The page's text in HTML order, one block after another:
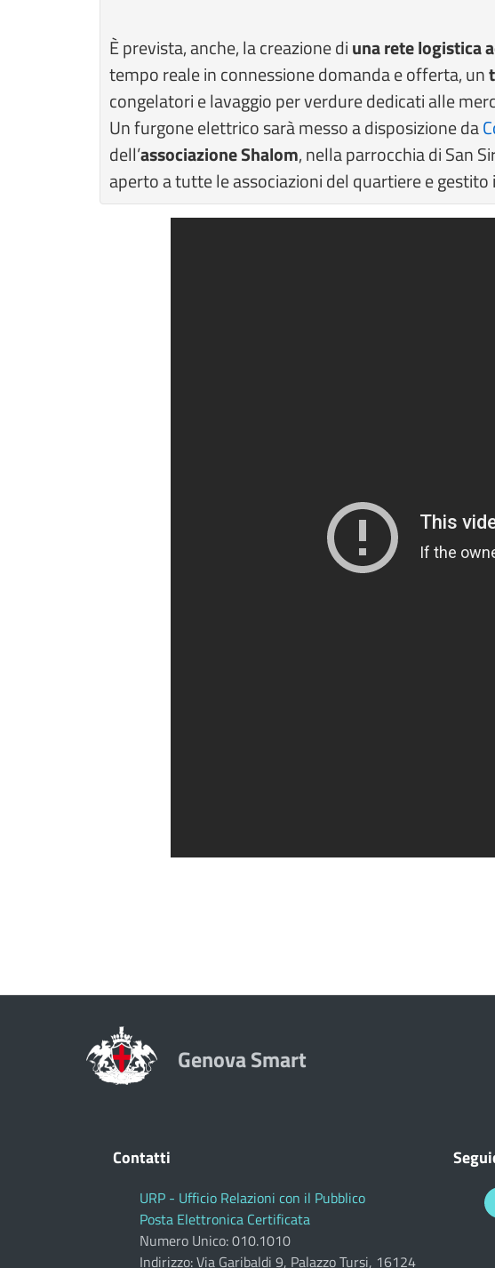
È prevista, anche, la creazione diuna rete logistica
tempo reale in connessione domanda e offerta, un
congelatori e lavaggio per verdure dedicati alle
Un furgone elettrico sarà messo a disposizione da
dell’associazione Shalom, nella parrocchia di San
aperto a tutte le associazioni del quartiere e gestito
Genova Smart
Contatti
URP - Ufficio Relazioni con il Pubblico
Posta Elettronica Certificata
Numero Unico: 010.1010
Indirizzo: Via Garibaldi 9, Palazzo Tursi, 16124